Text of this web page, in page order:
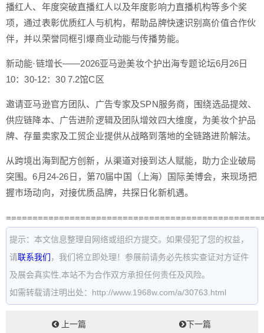
播红人、年度突破直播红人以及年度影响力直播机构等多个奖
项，通过表彰优质红人与机构，帮助品牌快速识别高价值合作伙
伴，并以荣誉同框引爆商业动能与传播势能。
新动能·链增长——2026亚马逊美妆个护出海专题论坛6月26日
10：30-12：30 7.2馆C区
邀请亚马逊官方团队、广告专家及SPN服务商，围绕选品提效、
供应链降本、广告进阶逻辑及团队增效四大维度，为美妆个护品
牌、存量卖家及工贸企业提供从战略到落地的全链路进阶解法。
从跨境出海到配方创新，从渠道对接到达人赋能，助力企业破局
突围。6月24-26日，第70届中国（上海）国际美博会，来现场把
握市场动向，对接优质品牌，共探日化新机遇。
提示：本文信息整理自网络或组织方提交。如果侵犯了您的权益，
请联系我们 ，我们将立即处理！参展前请务必先核实查证对方证件
及展会真实性,本站不为合作双方承担任何责任及风险。
如需转载请注明出处：http://www.1968w.com/a/30763.html
上一篇
下一篇